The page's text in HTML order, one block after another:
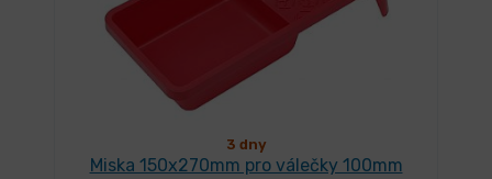
3 dny
Miska 150x270mm pro válečky 100mm